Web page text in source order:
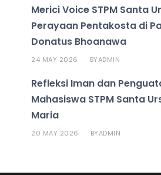
Merici Voice STPM Santa
Perayaan Pentakosta di
Donatus Bhoanawa
24 MAY 2026 BYADMIN
Refleksi Iman dan
Mahasiswa STPM Santa
Maria
20 MAY 2026 BYADMIN